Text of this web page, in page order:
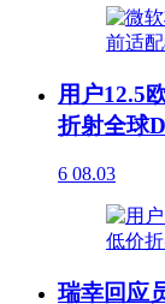
用户12.5
折射全球
6 08.03
瑞幸回应